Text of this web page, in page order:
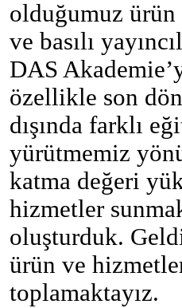
olduğumuz
ve basılı
DAS
özellikle son
dışında farklı
yürütmemiz
katma değeri
hizmetler
oluşturduk.
ürün ve
toplamaktayız.